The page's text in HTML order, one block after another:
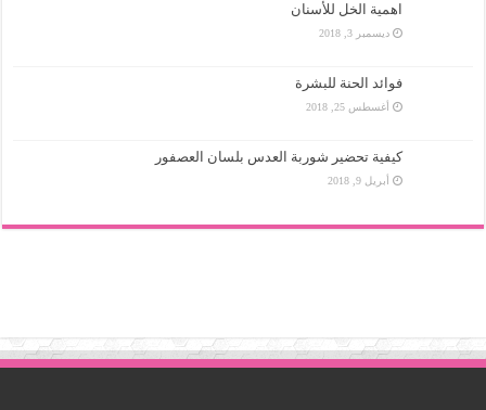
اهمية الخل للأسنان
ديسمبر 3, 2018
فوائد الحنة للبشرة
أغسطس 25, 2018
كيفية تحضير شوربة العدس بلسان العصفور
أبريل 9, 2018